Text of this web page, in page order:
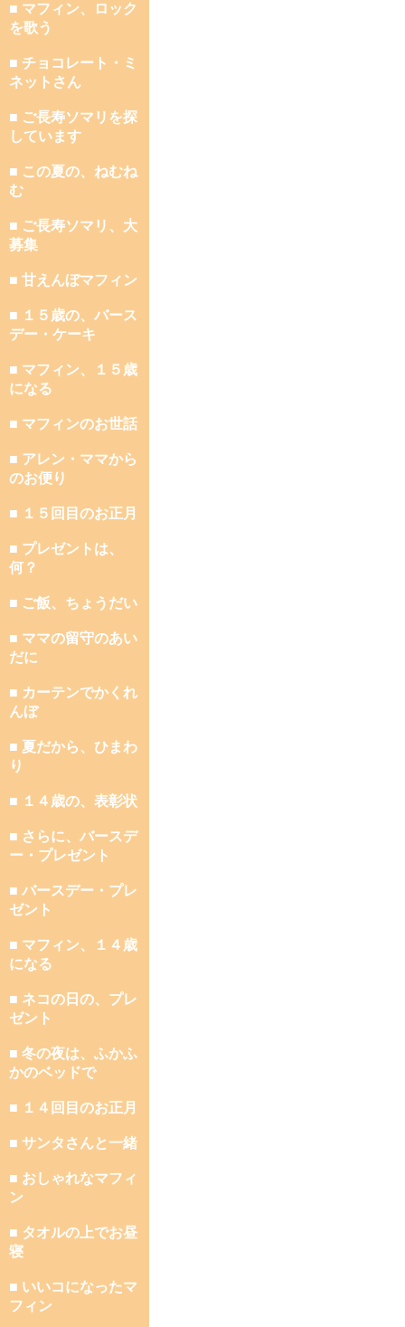
■ マフィン、ロック
を歌う
■ チョコレート・ミ
ネットさん
■ ご長寿ソマリを探
しています
■ この夏の、ねむね
む
■ ご長寿ソマリ、大
募集
■ 甘えんぼマフィン
■ １５歳の、バース
デー・ケーキ
■ マフィン、１５歳
になる
■ マフィンのお世話
■ アレン・ママから
のお便り
■ １５回目のお正月
■ プレゼントは、
何？
■ ご飯、ちょうだい
■ ママの留守のあい
だに
■ カーテンでかくれ
んぼ
■ 夏だから、ひまわ
り
■ １４歳の、表彰状
■ さらに、バースデ
ー・プレゼント
■ バースデー・プレ
ゼント
■ マフィン、１４歳
になる
■ ネコの日の、プレ
ゼント
■ 冬の夜は、ふかふ
かのベッドで
■ １４回目のお正月
■ サンタさんと一緒
■ おしゃれなマフィ
ン
■ タオルの上でお昼
寝
■ いいコになったマ
フィン